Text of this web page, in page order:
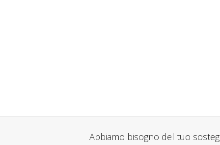
Abbiamo bisogno del tuo